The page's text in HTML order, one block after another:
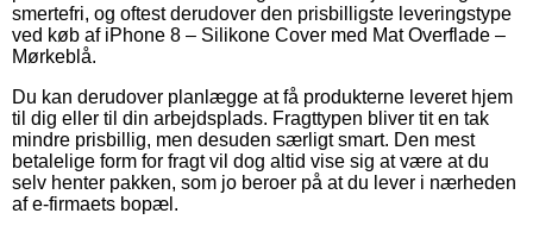
smertefri, og oftest derudover den prisbilligste leveringstype
ved køb af iPhone 8 – Silikone Cover med Mat Overflade –
Mørkeblå.
Du kan derudover planlægge at få produkterne leveret hjem
til dig eller til din arbejdsplads. Fragttypen bliver tit en tak
mindre prisbillig, men desuden særligt smart. Den mest
betalelige form for fragt vil dog altid vise sig at være at du
selv henter pakken, som jo beroer på at du lever i nærheden
af e-firmaets bopæl.